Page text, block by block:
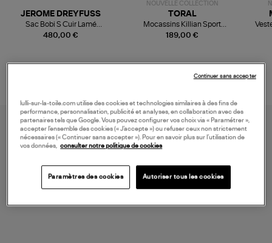
480,00 €
JEROME DREYFUSS
Sac Bobi S Cuir Lamé
Champagne
NOUVELLE COLLECTION
189,00 €
TORAL
Mocassins Killian Sport
Mousse
LIVRAISON GRATUITE
lulli-sur-la-toile.com utilise des cookies et technologies similaires à des fins de
performance, personnalisation, publicité et analyses, en collaboration avec des
partenaires tels que Google. Vous pouvez configurer vos choix via « Paramétrer »,
accepter l’ensemble des cookies (« J’accepte ») ou refuser ceux non strictement
nécessaires (« Continuer sans accepter »). Pour en savoir plus sur l’utilisation de
vos données, consulter notre politique de cookies
Paramètres des cookies Autoriser tous les cookies
Continuer sans accepter